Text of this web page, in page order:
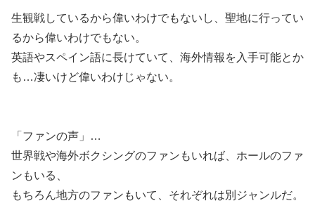
生観戦しているから偉いわけでもないし、聖地に行ってい
るから偉いわけでもない。
英語やスペイン語に長けていて、海外情報を入手可能とか
も…凄いけど偉いわけじゃない。
「ファンの声」…
世界戦や海外ボクシングのファンもいれば、ホールのファ
ンもいる、
もちろん地方のファンもいて、それぞれは別ジャンルだ。